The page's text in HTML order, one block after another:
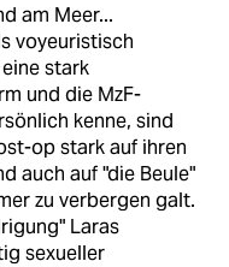
am Meer...
voyeuristisch
stark
und die MzF-
kenne, sind
op stark auf ihren
auch auf "die Beule"
zu verbergen galt.
Laras
sexueller